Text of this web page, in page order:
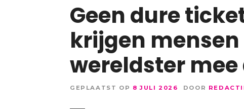
Geen dure
krijgen
wereldster
GEPLAATST OP 8 JULI 2026 DOOR